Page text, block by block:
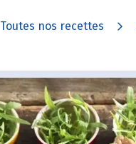
Toutes nos recettes